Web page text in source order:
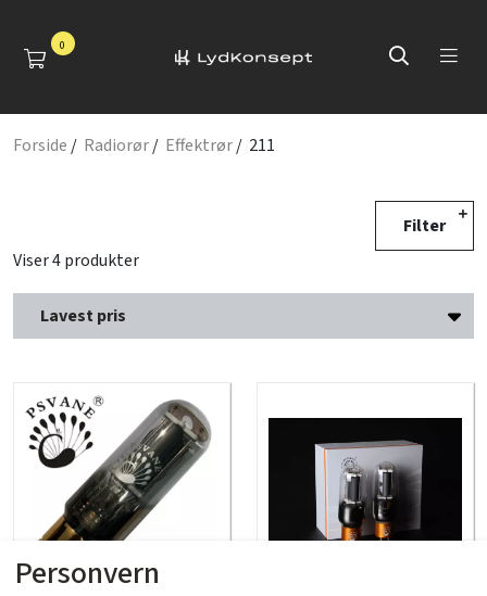
0
Forside / Radiorør/ Effektrør/ 211
Filter
Viser 4 produkter
Personvern